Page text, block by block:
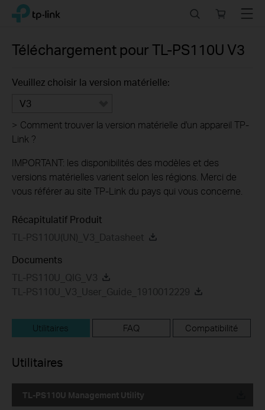
Click
the
navigation
TP-Link, Reliably Smart
store
Menu
Téléchargement pourTL-PS110U V3
Veuillez choisir la version matérielle:
V3
> Comment trouver la version matérielle d'un appareil TP-
Link ?
IMPORTANT: les disponibilités des modèles et des
versions matérielles varient selon les régions. Merci de
vous référer au site TP-Link du pays qui vous concerne.
Récapitulatif Produit
TL-PS110U(UN)_V3_Datasheet
Documents
TL-PS110U_QIG_V3
TL-PS110U_V3_User_Guide_1910012229
Utilitaires FAQ Compatibilité
Utilitaires
TL-PS110U Management Utility